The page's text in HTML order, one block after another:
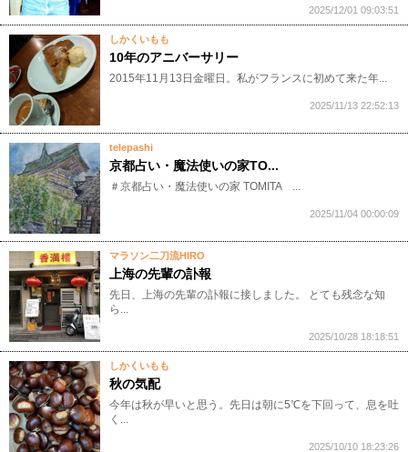
2025/12/01 09:03:51
しかくいもも
10年のアニバーサリー
2015年11月13日金曜日。私がフランスに初めて来た年...
2025/11/13 22:52:13
telepashi
京都占い・魔法使いの家TO...
​＃京都占い・魔法使いの家​ TOMITA​​ ​​​​...
2025/11/04 00:00:09
マラソン二刀流HIRO
上海の先輩の訃報
先日、上海の先輩の訃報に接しました。 とても残念な知
ら...
2025/10/28 18:18:51
しかくいもも
秋の気配
今年は秋が早いと思う。先日は朝に5℃を下回って、息を吐
く...
2025/10/10 18:23:26